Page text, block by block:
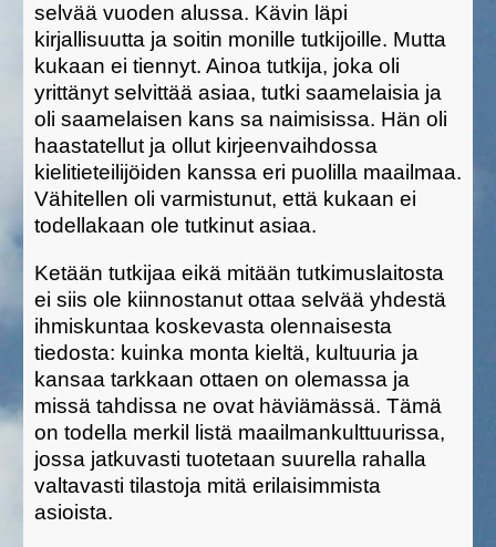
selvää vuoden alussa. Kävin läpi
kirjallisuutta ja soitin monille tutkijoille. Mutta
kukaan ei tiennyt. Ainoa tutkija, joka oli
yrittänyt selvittää asiaa, tutki saamelaisia ja
oli saamelaisen kans sa naimisissa. Hän oli
haastatellut ja ollut kirjeenvaihdossa
kielitieteilijöiden kanssa eri puolilla maailmaa.
Vähitellen oli varmistunut, että kukaan ei
todellakaan ole tutkinut asiaa.
Ketään tutkijaa eikä mitään tutkimuslaitosta
ei siis ole kiinnostanut ottaa selvää yhdestä
ihmiskuntaa koskevasta olennaisesta
tiedosta: kuinka monta kieltä, kultuuria ja
kansaa tarkkaan ottaen on olemassa ja
missä tahdissa ne ovat häviämässä. Tämä
on todella merkil listä maailmankulttuurissa,
jossa jatkuvasti tuotetaan suurella rahalla
valtavasti tilastoja mitä erilaisimmista
asioista.